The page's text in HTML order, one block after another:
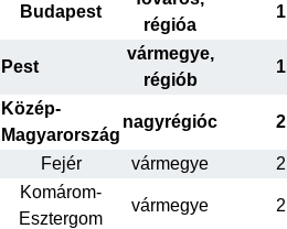
Budapest
régióa
1
Pest
vármegye,
régiób
1
Közép-
Magyarország
nagyrégióc 2
Fejér vármegye 2
Komárom-
Esztergom
vármegye 2